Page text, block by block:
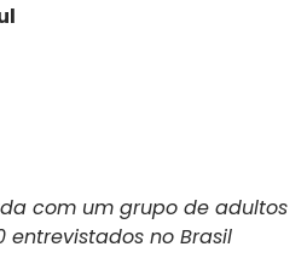
com um grupo de adultos
entrevistados no Brasil